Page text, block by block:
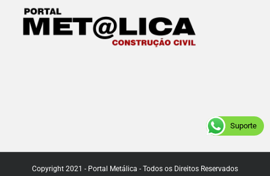
Copyright 2021 - Portal Metálica - Todos os Direitos Reservados
Suporte